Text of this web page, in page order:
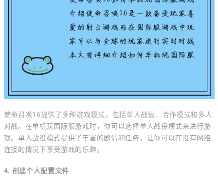
使命召唤16提供了多种游戏模式，包括单人战役、合作模式和多人
对战。在单机玩国际服游戏时，你可以选择单人战役模式来进行游
戏。单人战役模式提供了丰富的剧情和任务，让你可以在没有网络
连接的情况下享受游戏的乐趣。
4. 创建个人配置文件